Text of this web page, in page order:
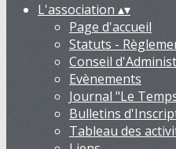
L'association ▴▾
Page d'accueil
Statuts -
Conseil
Evènements
Journal "Le
Bulletins
Tableau des